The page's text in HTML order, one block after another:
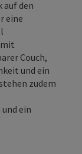
auf den
eine
Couch,
und ein
zudem
ein